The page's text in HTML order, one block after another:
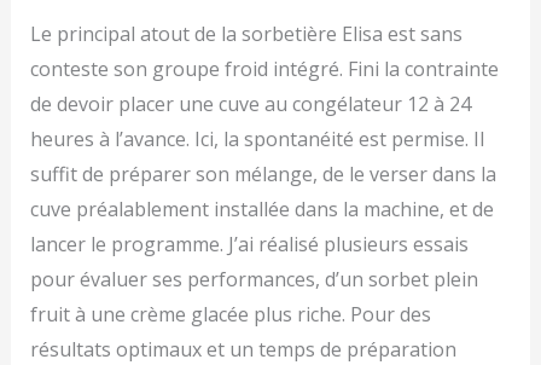
soyez 100 % satisfait.
offrons un service client
personnalisé et des
retours gratuits.
Le principal atout de la sorbetière Elisa est sans
conteste son groupe froid intégré. Fini la contrainte
de devoir placer une cuve au congélateur 12 à 24
heures à l’avance. Ici, la spontanéité est permise. Il
suffit de préparer son mélange, de le verser dans la
cuve préalablement installée dans la machine, et de
lancer le programme. J’ai réalisé plusieurs essais
pour évaluer ses performances, d’un sorbet plein
fruit à une crème glacée plus riche. Pour des
résultats optimaux et un temps de préparation